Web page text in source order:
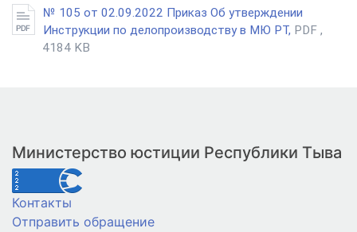
№ 105 от 02.09.2022 Приказ Об утверждении
Инструкции по делопроизводству в МЮ РТ, PDF ,
4184 KB
Министерство юстиции Республики Тыва
Контакты
Отправить обращение